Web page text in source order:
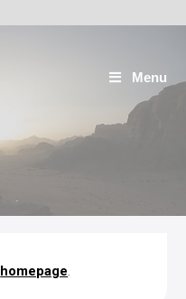
Menu
homepage.